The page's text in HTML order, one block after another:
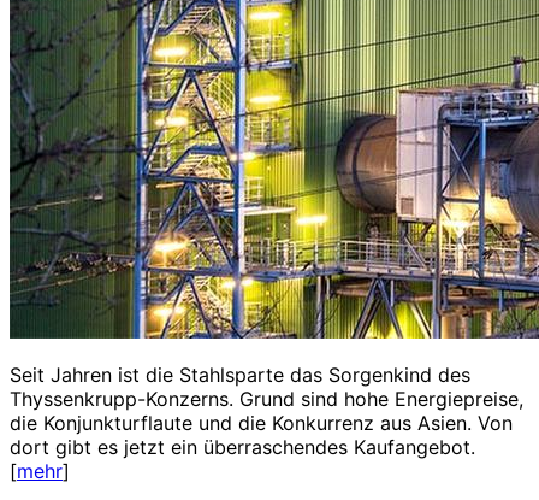
Seit Jahren ist die Stahlsparte das Sorgenkind des
Thyssenkrupp-Konzerns. Grund sind hohe Energiepreise,
die Konjunkturflaute und die Konkurrenz aus Asien. Von
dort gibt es jetzt ein überraschendes Kaufangebot.
[mehr]